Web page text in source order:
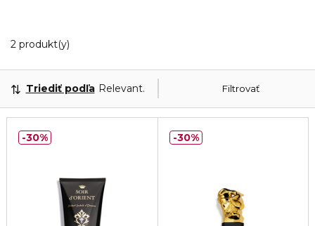
2 produkt(y)
Filtrovať
Triediť podľa Relevantnosť
30% 30%